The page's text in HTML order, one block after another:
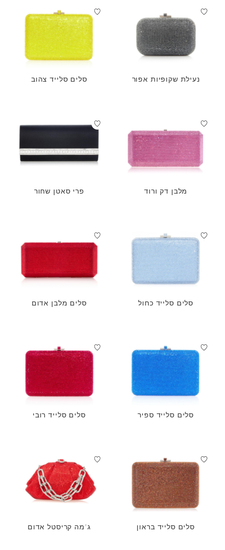
נעילת שקופיות אפור סלים סלייד צהוב
מלבן דק ורוד פרי סאטן שחור
סלים סלייד כחול סלים מלבן אדום
סלים סלייד ספיר סלים סלייד רובי
סלים סלייד בראון ג'מה קריסטל אדום